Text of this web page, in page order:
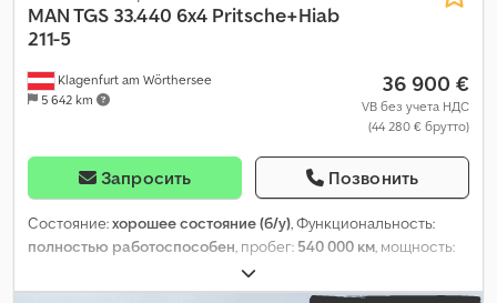
Klagenfurt am Wörthersee
5 642 km
MAN TGS 33.440 6x4 Pritsche+Hiab
211-5
36 900 €
VB без учета НДС
(44 280 € брутто)
Запросить Позвонить
Состояние:хорошее состояние (б/у), Функциональность:
полностью работоспособен, пробег: 540 000 км, мощность:
, первая регистрация:
топлива:дизель, общий вес:26 000 кг, конфигурация осей: